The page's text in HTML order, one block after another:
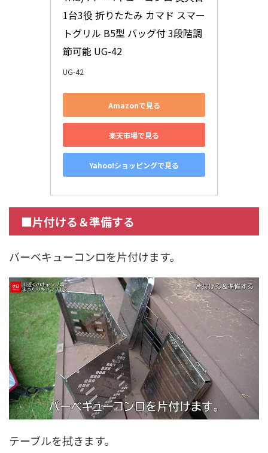
1台3役 折りたたみ カマド スマー
トグリル B5型 バッグ付 3段階調
節可能 UG-42
UG-42
Amazonで見る
楽天市場で見る
Yahoo!ショッピングで見る
■片付ける＆準備する
バーベキューコンロを片付けます。
テーブルを拭きます。